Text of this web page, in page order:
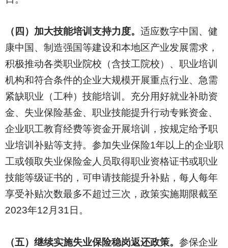
（四）加大技能培训支持力度。 适应数字中国、健
康中国、制造强国等建设和本地区产业发展需求，
积极推动各类职业院校（含技工院校）、职业培训
机构和符合条件的企业大规模开展重点行业、急需
紧缺职业（工种）技能培训。充分用好就业补助资
金、失业保险基金、职业技能提升行动专账资金、
企业职工教育经费等资金开展培训，按规定给予职
业培训补贴等支持。参加失业保险1年以上的企业职
工或领取失业保险金人员取得职业资格证书或职业
技能等级证书的，可申请技能提升补贴，每人每年
享受补贴次数最多不超过三次，政策实施期限截至
2023年12月31日。
（五）继续实施失业保险稳岗返还政策。 参保企业